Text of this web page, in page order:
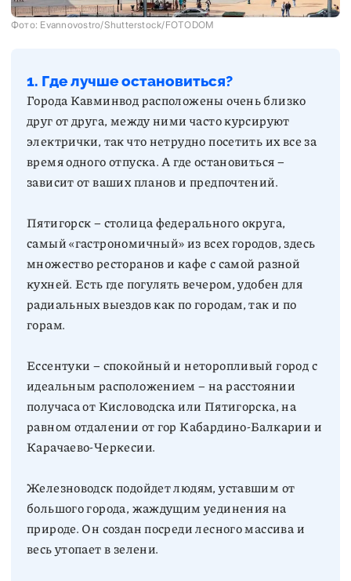
Фото: Evannovostro/Shutterstock/FOTODOM
1. Где лучше остановиться?
Города Кавминвод расположены очень близко
друг от друга, между ними часто курсируют
электрички, так что нетрудно посетить их все за
время одного отпуска. А где остановиться –
зависит от ваших планов и предпочтений.
Пятигорск – столица федерального округа,
самый «гастрономичный» из всех городов, здесь
множество ресторанов и кафе с самой разной
кухней. Есть где погулять вечером, удобен для
радиальных выездов как по городам, так и по
горам.
Ессентуки – спокойный и неторопливый город с
идеальным расположением – на расстоянии
получаса от Кисловодска или Пятигорска, на
равном отдалении от гор Кабардино-Балкарии и
Карачаево-Черкесии.
Железноводск подойдет людям, уставшим от
большого города, жаждущим уединения на
природе. Он создан посреди лесного массива и
весь утопает в зелени.